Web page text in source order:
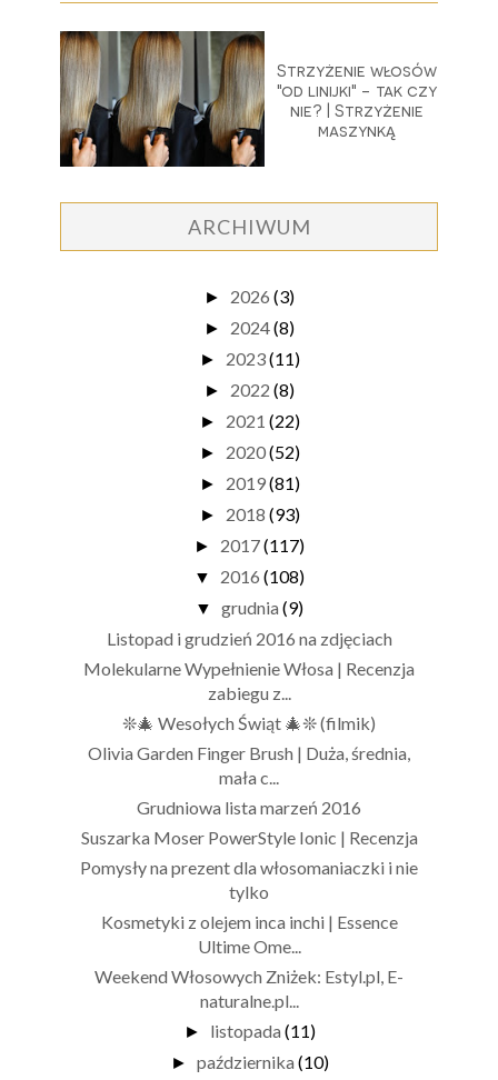
Strzyżenie włosów
"od linijki" - tak czy
nie? | Strzyżenie
maszynką
ARCHIWUM
► 2026 (3)
► 2024(8)
► 2023(11)
► 2022 (8)
► 2021 (22)
► 2020(52)
► 2019(81)
► 2018 (93)
► 2017(117)
▼ 2016 (108)
▼ grudnia (9)
Listopad i grudzień 2016 na zdjęciach
Molekularne Wypełnienie Włosa | Recenzja
zabiegu z...
❊🎄 Wesołych Świąt 🎄❊ (filmik)
Olivia Garden Finger Brush | Duża, średnia,
mała c...
Grudniowa lista marzeń 2016
Suszarka Moser PowerStyle Ionic | Recenzja
Pomysły na prezent dla włosomaniaczki i nie
tylko
Kosmetyki z olejem inca inchi | Essence
Ultime Ome...
Weekend Włosowych Zniżek: Estyl.pl, E-
naturalne.pl...
► listopada (11)
► października (10)